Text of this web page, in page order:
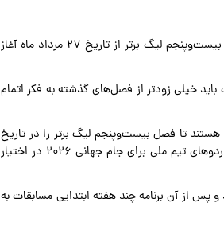
به گزارش پارسینه به نقل از خبرورزشی، طبق برنامه جدید سازمان لیگ، فصل بیست‌وپنجم لیگ برتر از تاریخ ۲۷ مرداد ماه آغاز
سازمان لیگ باید خیلی زودتر از فصل‌های گذشته به فکر اتمام
تا فصل بیست‌وپنجم لیگ برتر را در تاریخ
۲۵ اردیبهشت ۱۴۰۵ به پایان برسانند تا بازیکنان پس از آن برای شرکت در اردوهای تیم ملی برای جام جهانی ۲۰۲۶ در اختیار
پس از آن برنامه چند هفته ابتدایی مسابقات به